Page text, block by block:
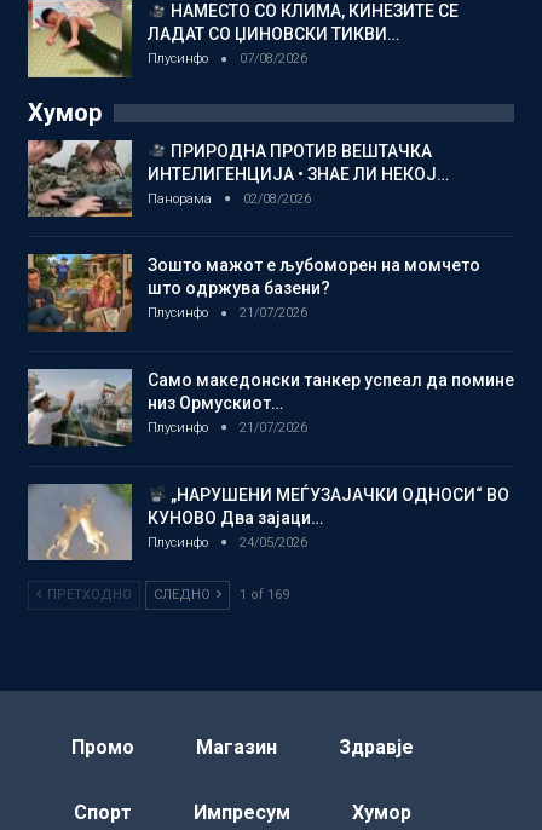
НАМЕСТО СО КЛИМА, КИНЕЗИТЕ СЕ
ЛАДАТ СО ЏИНОВСКИ ТИКВИ…
Плусинфо 07/08/2026
Хумор
ПРИРОДНА ПРОТИВ ВЕШТАЧКА
ИНТЕЛИГЕНЦИЈА • ЗНАЕ ЛИ НЕКОЈ…
Панорама 02/08/2026
Зошто мажот е љубоморен на момчето
што одржува базени?
Плусинфо 21/07/2026
Само македонски танкер успеал да помине
низ Ормускиот…
Плусинфо 21/07/2026
„НАРУШЕНИ МЕЃУЗАЈАЧКИ ОДНОСИ“ ВО
КУНОВО Два зајаци…
Плусинфо 24/05/2026
ПРЕТХОДНО СЛЕДНО 1 of 169
Промо Магазин Здравје
Спорт Импресум Хумор